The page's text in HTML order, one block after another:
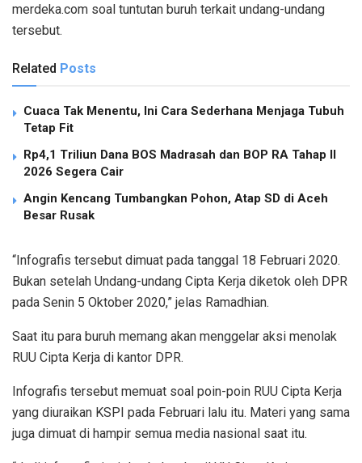
merdeka.com soal tuntutan buruh terkait undang-undang
tersebut.
Related Posts
Cuaca Tak Menentu, Ini Cara Sederhana Menjaga Tubuh
Tetap Fit
Rp4,1 Triliun Dana BOS Madrasah dan BOP RA Tahap II
2026 Segera Cair
Angin Kencang Tumbangkan Pohon, Atap SD di Aceh
Besar Rusak
“Infografis tersebut dimuat pada tanggal 18 Februari 2020.
Bukan setelah Undang-undang Cipta Kerja diketok oleh DPR
pada Senin 5 Oktober 2020,” jelas Ramadhian.
Saat itu para buruh memang akan menggelar aksi menolak
RUU Cipta Kerja di kantor DPR.
Infografis tersebut memuat soal poin-poin RUU Cipta Kerja
yang diuraikan KSPI pada Februari lalu itu. Materi yang sama
juga dimuat di hampir semua media nasional saat itu.